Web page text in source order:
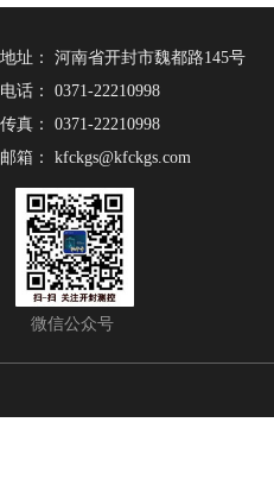
微信公众号
地址：
河南省开封市魏都路145号
电话：
0371-22210998
传真：
0371-22210998
邮箱：
kfckgs@kfckgs.com